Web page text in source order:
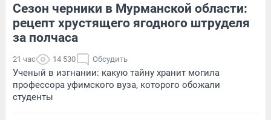
Сезон черники в Мурманской области:
рецепт хрустящего ягодного штруделя
за полчаса
21 час 14 530 Обсудить
Ученый в изгнании: какую тайну хранит могила
профессора уфимского вуза, которого обожали
студенты